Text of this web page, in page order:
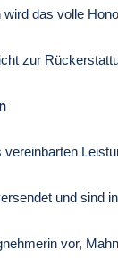
das volle
zur
und sind
vor,